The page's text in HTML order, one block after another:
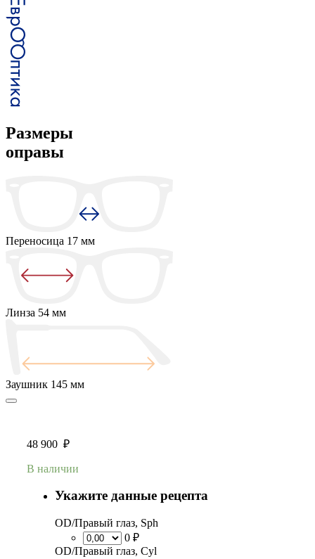
Размеры
оправы
Переносица 17 мм
Линза 54 мм
Заушник 145 мм
48 900 ₽
В наличии
Укажите данные рецепта
OD/Правый глаз, Sph
0 ₽
OD/Правый глаз, Cyl